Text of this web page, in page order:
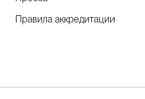
Правила аккредитации